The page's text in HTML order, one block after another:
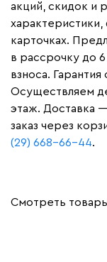
акций, скидок и
карточках.
в рассрочку до
взноса.
Осуществляем
этаж. Доставка
заказ через
(29) 668-66-44.
Смотреть